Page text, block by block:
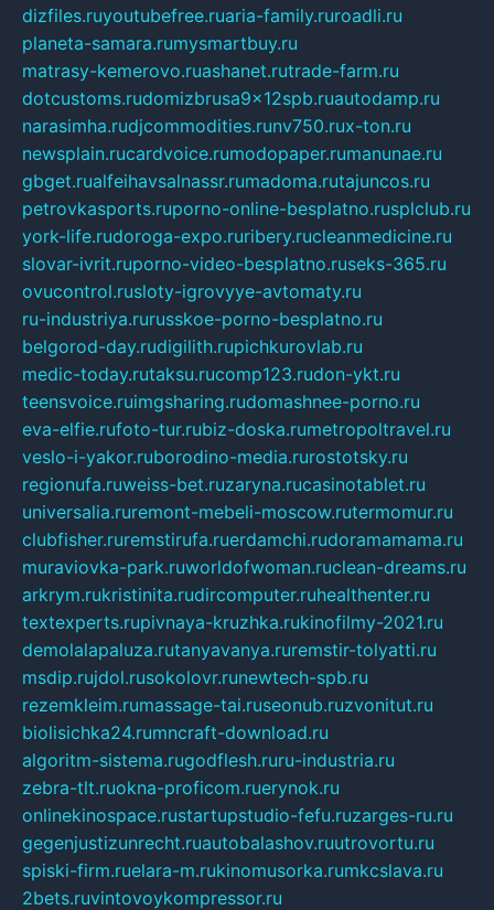
dizfiles.ruyoutubefree.ruaria-family.ruroadli.ru
planeta-samara.rumysmartbuy.ru
matrasy-kemerovo.ruashanet.rutrade-farm.ru
dotcustoms.rudomizbrusa9x12spb.ruautodamp.ru
narasimha.rudjcommodities.runv750.rux-ton.ru
newsplain.rucardvoice.rumodopaper.rumanunae.ru
gbget.rualfeihavsalnassr.rumadoma.rutajuncos.ru
petrovkasports.ruporno-online-besplatno.rusplclub.ru
york-life.rudoroga-expo.ruribery.rucleanmedicine.ru
slovar-ivrit.ruporno-video-besplatno.ruseks-365.ru
ovucontrol.rusloty-igrovyye-avtomaty.ru
ru-industriya.rurusskoe-porno-besplatno.ru
belgorod-day.rudigilith.rupichkurovlab.ru
medic-today.rutaksu.rucomp123.rudon-ykt.ru
teensvoice.ruimgsharing.rudomashnee-porno.ru
eva-elfie.rufoto-tur.rubiz-doska.rumetropoltravel.ru
veslo-i-yakor.ruborodino-media.rurostotsky.ru
regionufa.ruweiss-bet.ruzaryna.rucasinotablet.ru
universalia.ruremont-mebeli-moscow.rutermomur.ru
clubfisher.ruremstirufa.ruerdamchi.rudoramamama.ru
muraviovka-park.ruworldofwoman.ruclean-dreams.ru
arkrym.rukristinita.rudircomputer.ruhealthenter.ru
textexperts.rupivnaya-kruzhka.rukinofilmy-2021.ru
demolalapaluza.rutanyavanya.ruremstir-tolyatti.ru
msdip.rujdol.rusokolovr.runewtech-spb.ru
rezemkleim.rumassage-tai.ruseonub.ruzvonitut.ru
biolisichka24.rumncraft-download.ru
algoritm-sistema.rugodflesh.ruru-industria.ru
zebra-tlt.ruokna-proficom.ruerynok.ru
onlinekinospace.rustartupstudio-fefu.ruzarges-ru.ru
gegenjustizunrecht.ruautobalashov.ruutrovortu.ru
spiski-firm.ruelara-m.rukinomusorka.rumkcslava.ru
2bets.ruvintovoykompressor.ru